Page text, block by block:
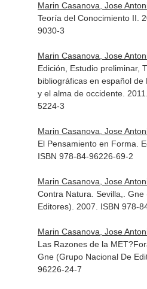
Marin Casanova, Jose
Teoría del Conocimiento II.
9030-3
Marin Casanova, Jose
Edición, Estudio preliminar,
bibliográficas en español de
y el alma de occidente.
5224-3
Marin Casanova, Jose
El Pensamiento en Forma.
ISBN 978-84-96226-69-2
Marin Casanova, Jose
Contra Natura. Sevilla,.
Editores). 2007. ISBN 978-
Marin Casanova, Jose
Las Razones de la
Gne (Grupo Nacional De
96226-24-7